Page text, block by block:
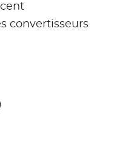
convertisseurs